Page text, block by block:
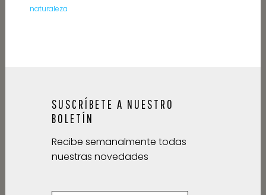
naturaleza
SUSCRÍBETE A NUESTRO
BOLETÍN
Recibe semanalmente todas
nuestras novedades